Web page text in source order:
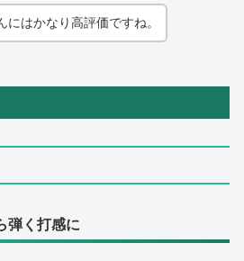
にはかなり高評価ですね。
弾く打感に